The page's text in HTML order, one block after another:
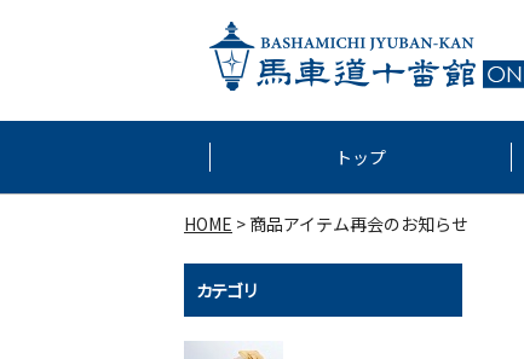
トップ
HOME 商品アイテム再会のお知らせ
カテゴリ